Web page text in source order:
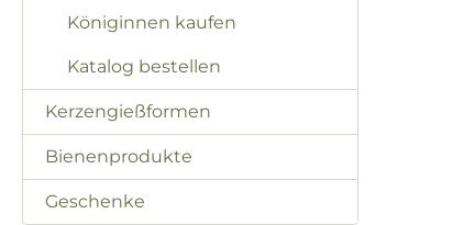
Königinnen kaufen
Katalog bestellen
Kerzengießformen
Bienenprodukte
Geschenke